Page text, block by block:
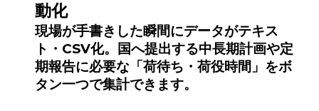
動化
現場が手書きした瞬間にデータがテキス
ト・CSV化。国へ提出する中長期計画や定
期報告に必要な「荷待ち・荷役時間」をボ
タン一つで集計できます。